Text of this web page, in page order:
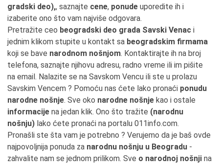
gradski deo),, saznajte cene, ponude uporedite ih i
izaberite ono što vam najviše odgovara.
Pretražite ceo beogradski deo grada Savski Venac i
jednim klikom stupite u kontakt sa beogradskim firmama
koji se bave narodnom nošnjom. Kontaktirajte ih na broj
telefona, saznajte njihovu adresu, radno vreme ili im pišite
na email. Nalazite se na Savskom Vencu ili ste u prolazu
Savskim Vencem ? Pomoću nas ćete lako pronaći ponudu
narodne nošnje. Sve oko narodne nošnje kao i ostale
informacije na jedan klik. Ono što tražite (narodnu
nošnju) lako ćete pronaći na portalu 011info.com.
Pronašli ste šta vam je potrebno ? Verujemo da je baš ovde
najpovoljnija ponuda za narodnu nošnju u Beogradu -
zahvalite nam se jednom prilikom. Sve o narodnoj nošnji na